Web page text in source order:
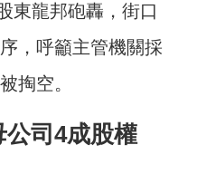
東龍邦砲轟，街口
，呼籲主管機關採
掏空。
司4成股權